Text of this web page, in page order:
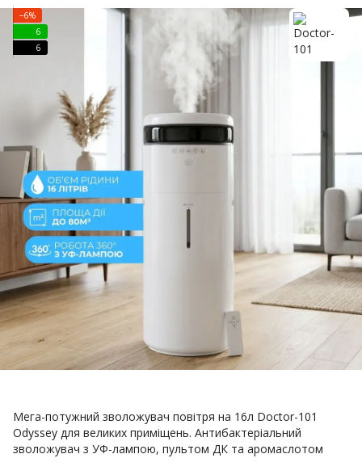
−6%
6
6
Мега-потужний зволожувач повітря на 16л Doctor-101
Odyssey для великих приміщень. Антибактеріальний
зволожувач з УФ-лампою, пультом ДК та аромаслотом